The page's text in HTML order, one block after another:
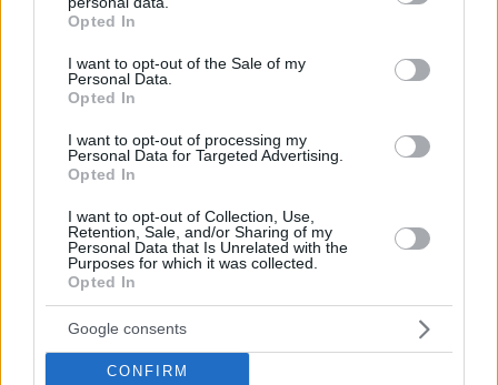
grant or deny consent to Google and its third-party tags to
use your data for below specified purposes in below Google
consent section.
Opted In
I want to opt-out of the Sale of my
Personal Data.
Opted In
I want to opt-out of processing my
Personal Data for Targeted Advertising.
Opted In
I want to opt-out of Collection, Use,
Retention, Sale, and/or Sharing of my
Personal Data that Is Unrelated with the
Purposes for which it was collected.
Opted In
Google consents
CONFIRM
Πολυ πιθικι στο Παρισι και Λονδίνο
Διακοπες πλεον μονο σε Ουγγαρια, Πολωνια, Ρωσια,
Ιαπωνια, Αργεντινη κτλ …. Βλεπετε τις Εθνικες
καταλαβετε ποση μουργα εχουν ως κοινωνιες.
ΑΠΑΝΤΗΣΗ
Χαχαχα
15.09.2025, 21:11
Ήθελε μαύρο και μάλιστα αρκετά χρόνια μεγαλύτερο
για να τσακίσει την αγγλική πατριαρχία και να
τιμωρήσει τους γονείς της. Έφαγε και ξύλο, σχεδόν
την σκότωσε αλλά τώρα θα πάει και μέσα...